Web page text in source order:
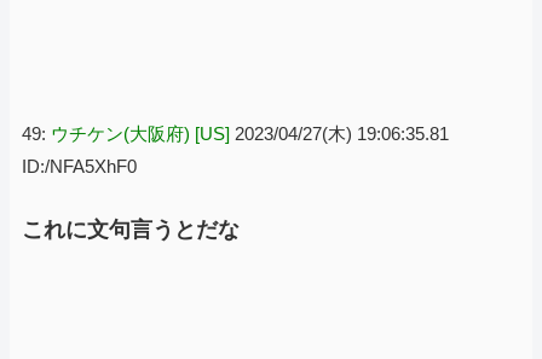
49: ウチケン(大阪府) [US] 2023/04/27(木) 19:06:35.81
ID:/NFA5XhF0
これに文句言うとだな